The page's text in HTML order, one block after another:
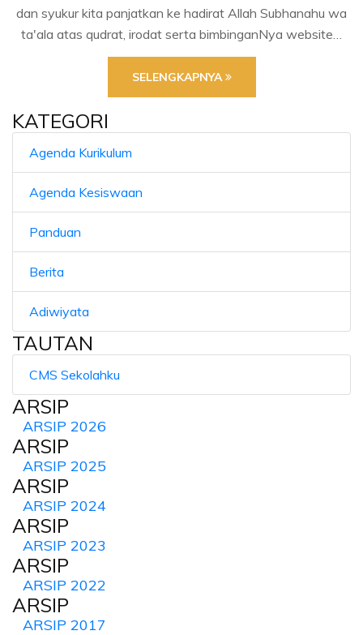
dan syukur kita panjatkan ke hadirat Allah Subhanahu wa
ta'ala atas qudrat, irodat serta bimbinganNya website…
SELENGKAPNYA
KATEGORI
Agenda Kurikulum
Agenda Kesiswaan
Panduan
Berita
Adiwiyata
TAUTAN
CMS Sekolahku
ARSIP
ARSIP 2026
ARSIP
ARSIP 2025
ARSIP
ARSIP 2024
ARSIP
ARSIP 2023
ARSIP
ARSIP 2022
ARSIP
ARSIP 2017